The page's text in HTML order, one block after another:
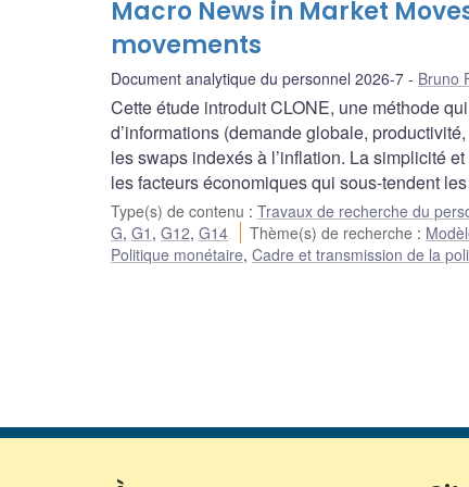
Macro News in Market
movements
Document analytique du personnel 2026-7 Bruno
Cette étude introduit CLONE, une méthode
d’informations (demande globale,
les swaps indexés à l’inflation. La simplicité
les facteurs économiques qui sous-tendent
Type(s) de contenu : Travaux de recherche du
G, G1 , G12, G14 Thème(s) de recherche :
Politique monétaire, Cadre et transmission de la